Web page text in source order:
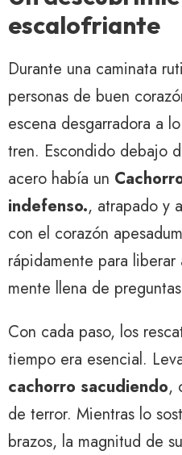
escalofriante
Durante una caminata
personas de buen
escena desgarradora a
tren. Escondido debajo
acero había un
indefenso., atrapado y
con el corazón
rápidamente para
mente llena de
Con cada paso, los
tiempo era esencial.
cachorro sacudiendo,
de terror. Mientras lo
brazos, la magnitud de